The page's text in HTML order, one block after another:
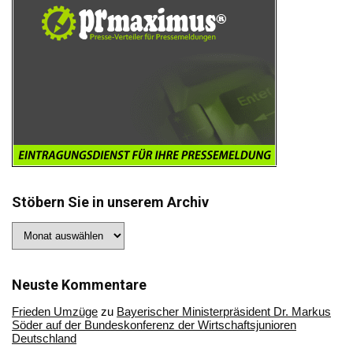
Stöbern Sie in unserem Archiv
Sie
Archiv
Neuste Kommentare
Frieden Umzüge zu Bayerischer Ministerpräsident Dr. Markus
Söder auf der Bundeskonferenz der Wirtschaftsjunioren
Deutschland